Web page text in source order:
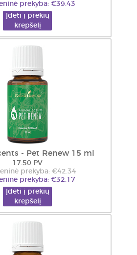
prekyba: €39.43
Įdėti į prekių
krepšelį
- Pet Renew 15 ml
17.50 PV
prekyba: €42.34
prekyba: €32.17
Įdėti į prekių
krepšelį